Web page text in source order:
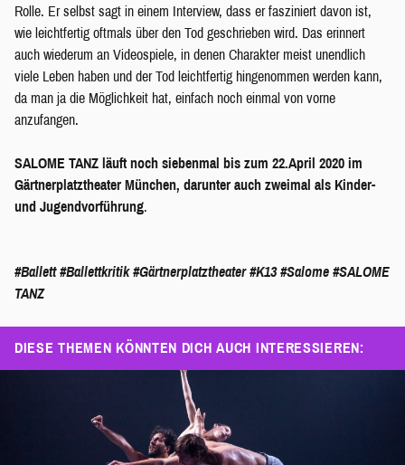
Rolle. Er selbst sagt in einem Interview, dass er fasziniert davon ist,
wie leichtfertig oftmals über den Tod geschrieben wird. Das erinnert
auch wiederum an Videospiele, in denen Charakter meist unendlich
viele Leben haben und der Tod leichtfertig hingenommen werden kann,
da man ja die Möglichkeit hat, einfach noch einmal von vorne
anzufangen.
SALOME TANZ läuft noch siebenmal bis zum 22.April 2020 im
Gärtnerplatztheater München, darunter auch zweimal als Kinder-
und Jugendvorführung.
#Ballett #Ballettkritik #Gärtnerplatztheater #K13 #Salome #SALOME
TANZ
DIESE THEMEN KÖNNTEN DICH AUCH INTERESSIEREN: